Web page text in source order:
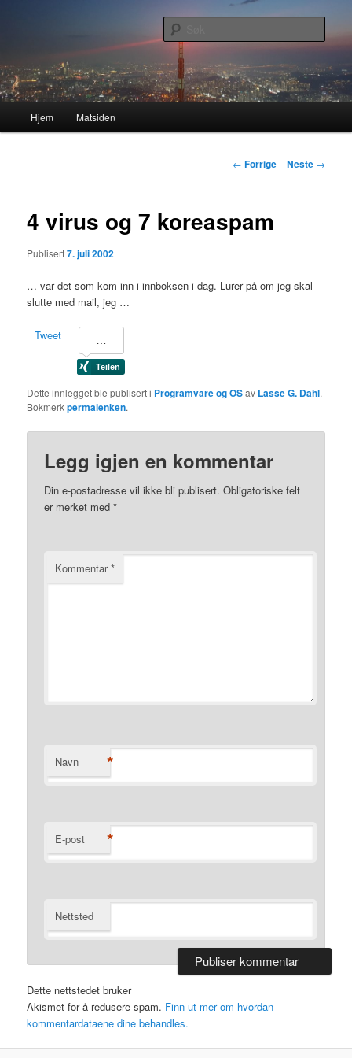
hovedinnholdet
Lasses hjemmeside
Hjem Matsiden
Innleggsnavigasjon
← Forrige Neste →
4 virus og 7 koreaspam
Publisert7. juli 2002
… var det som kom inn i innboksen i dag. Lurer på om jeg skal
slutte med mail, jeg …
Tweet
Dette innlegget ble publisert i Programvare og OSav Lasse G. Dahl.
Bokmerkpermalenken.
Legg igjen en kommentar
Din e-postadresse vil ikke bli publisert. Obligatoriske felt
er merket med*
Kommentar*
Navn *
E-post *
Nettsted
Dette nettstedet bruker
Akismet for å redusere spam. Finn ut mer om hvordan
kommentardataene dine behandles.